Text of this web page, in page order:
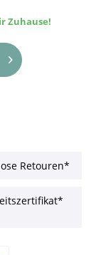
Zuhause!
Retouren*